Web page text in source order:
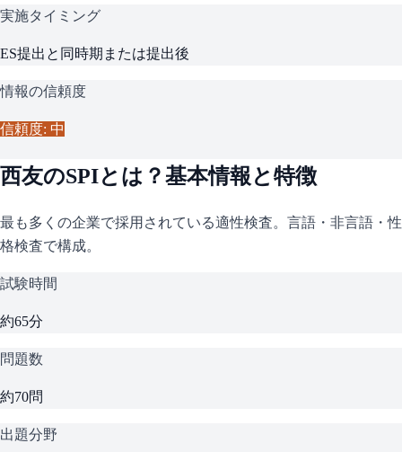
実施タイミング
ES提出と同時期または提出後
情報の信頼度
信頼度: 中
西友のSPIとは？基本情報と特徴
最も多くの企業で採用されている適性検査。言語・非言語・性
格検査で構成。
試験時間
約65分
問題数
約70問
出題分野